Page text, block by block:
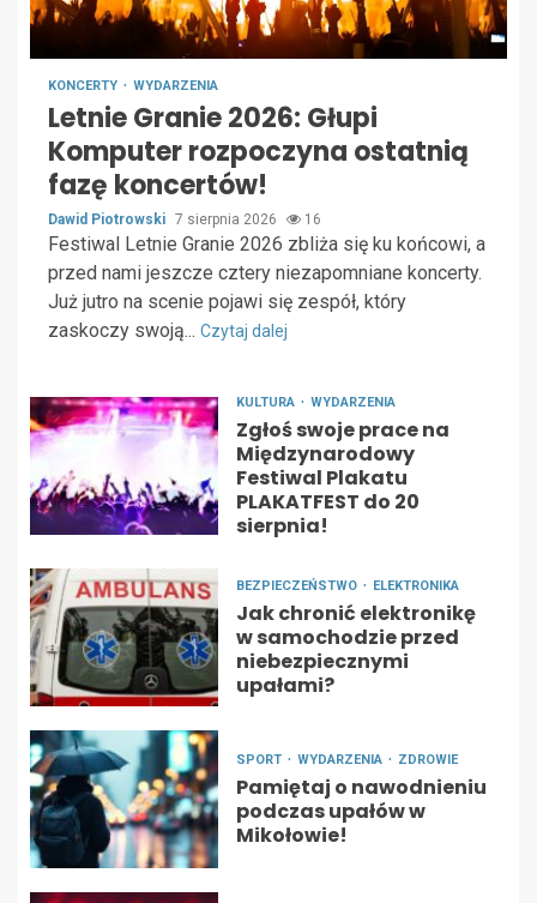
KONCERTY WYDARZENIA
Letnie Granie 2026: Głupi
Komputer rozpoczyna ostatnią
fazę koncertów!
Dawid Piotrowski 7 sierpnia 2026 16
Festiwal Letnie Granie 2026 zbliża się ku końcowi, a
przed nami jeszcze cztery niezapomniane koncerty.
Już jutro na scenie pojawi się zespół, który
zaskoczy swoją... Czytaj dalej
KULTURA WYDARZENIA
Zgłoś swoje prace na
Międzynarodowy
Festiwal Plakatu
PLAKATFEST do 20
sierpnia!
BEZPIECZEŃSTWO ELEKTRONIKA
Jak chronić elektronikę
w samochodzie przed
niebezpiecznymi
upałami?
SPORT WYDARZENIA ZDROWIE
Pamiętaj o nawodnieniu
podczas upałów w
Mikołowie!